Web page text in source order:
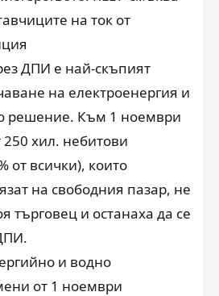
на ток от
ДПИ е най-скъпият
на електроенергия и
решение. Към 1 ноември
250 хил. небитови
от всички), които
на свободния пазар, не
търговец и останаха да се
и водно
от 1 ноември